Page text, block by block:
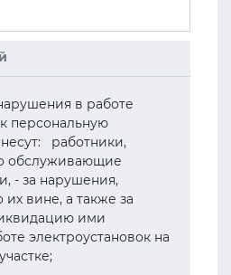
в работе
персональную
несут: работники,
обслуживающие
- за нарушения,
вине, а также за
ими
электроустановок на